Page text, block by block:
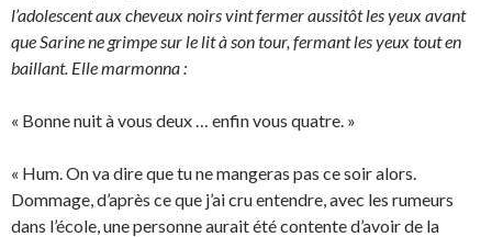
l’adolescent aux cheveux noirs vint fermer aussitôt les yeux avant
que Sarine ne grimpe sur le lit à son tour, fermant les yeux tout en
baillant. Elle marmonna :
« Bonne nuit à vous deux … enfin vous quatre. »
« Hum. On va dire que tu ne mangeras pas ce soir alors.
Dommage, d’après ce que j’ai cru entendre, avec les rumeurs
dans l’école, une personne aurait été contente d’avoir de la